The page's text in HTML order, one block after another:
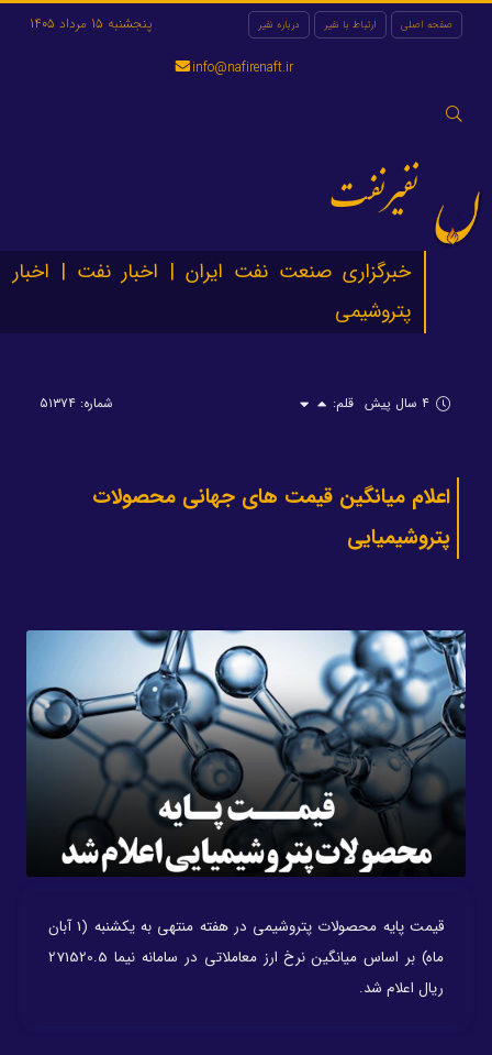
صفحه اصلی ارتباط با نفیر درباره نفیر
جستجو
پنجشنبه 15 مرداد 1405
info@nafirenaft.ir
نفیرنفت
خبرگزاری صنعت نفت ایران | اخبار نفت | اخبار
پتروشیمی
۴ سال پیش قلم: شماره: ۵۱۳۷۴
اعلام میانگین قیمت های جهانی محصولات
پتروشیمیایی
قیمت پایه محصولات پتروشیمی در هفته منتهی به یکشنبه (1 آبان
ماه) بر اساس میانگین نرخ ارز معاملاتی در سامانه نیما 271520.5
ریال اعلام شد.